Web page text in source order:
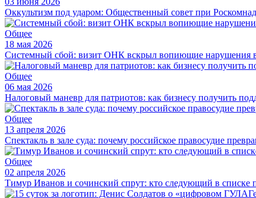
Оккультизм под ударом: Общественный совет при
Общее
18 мая 2026
Системный сбой: визит ОНК вскрыл вопиющие нарушения в
Общее
06 мая 2026
Налоговый маневр для патриотов: как бизнесу получить
Общее
13 апреля 2026
Спектакль в зале суда: почему российское правосудие
Общее
02 апреля 2026
Тимур Иванов и сочинский спрут: кто следующий в списке